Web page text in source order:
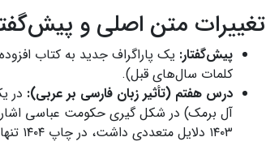
تغییرات متن اصلی و
پیش‌گفتار:
کلمات سال‌های قبل).
درس هفتم (تأثیر زبان فارسی بر عربی): در
آل برمک) در شکل‌ گیری حکومت عباسی
۱۴۰۳ دلایل متعددی داشت، در چاپ ۱۴۰۴ تنها در عبارت کوتاه